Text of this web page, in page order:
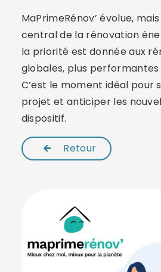
MaPrimeRénov’ évolue,
central de la rénovation
la priorité est donnée aux
globales, plus
C’est le moment idéal
projet et anticiper les
dispositif.
Retour